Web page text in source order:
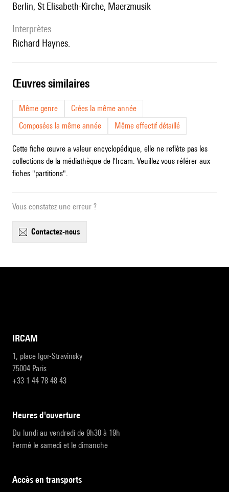
Berlin, St Elisabeth-Kirche, Maerzmusik
interprètes
Richard Haynes.
œuvres similaires
Même genre
Crées la même année
Composées la même année
Même effectif détaillé
Cette fiche œuvre a valeur encyclopédique, elle ne reflète pas les
collections de la médiathèque de l'Ircam. Veuillez vous référer aux
fiches "partitions".
Vous constatez une erreur ?
contactez-nous
IRCAM
1, place Igor-Stravinsky
75004 Paris
+33 1 44 78 48 43
heures d'ouverture
Du lundi au vendredi de 9h30 à 19h
Fermé le samedi et le dimanche
accès en transports